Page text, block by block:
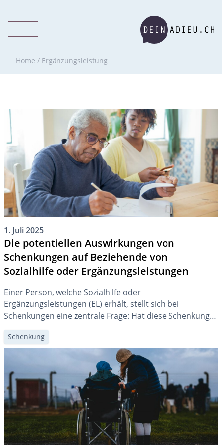
Home / Ergänzungsleistung
1. Juli 2025
Die potentiellen Auswirkungen von
Schenkungen auf Beziehende von
Sozialhilfe oder Ergänzungsleistungen
Einer Person, welche Sozialhilfe oder
Ergänzungsleistungen (EL) erhält, stellt sich bei
Schenkungen eine zentrale Frage: Hat diese Schenkung
Auswirkungen auf den Anspruch auf die Sozialhilfe bzw.
EL? Und falls ja, wie sehen diese Auswirkungen konkret
Schenkung